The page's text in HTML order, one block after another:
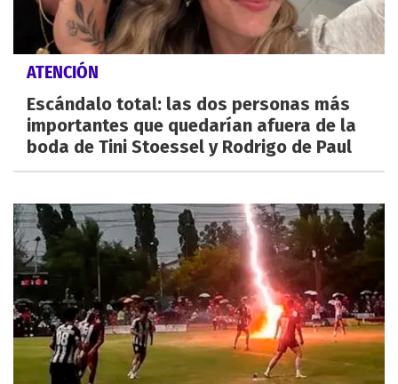
ATENCIÓN
Escándalo total: las dos personas más
importantes que quedarían afuera de la
boda de Tini Stoessel y Rodrigo de Paul